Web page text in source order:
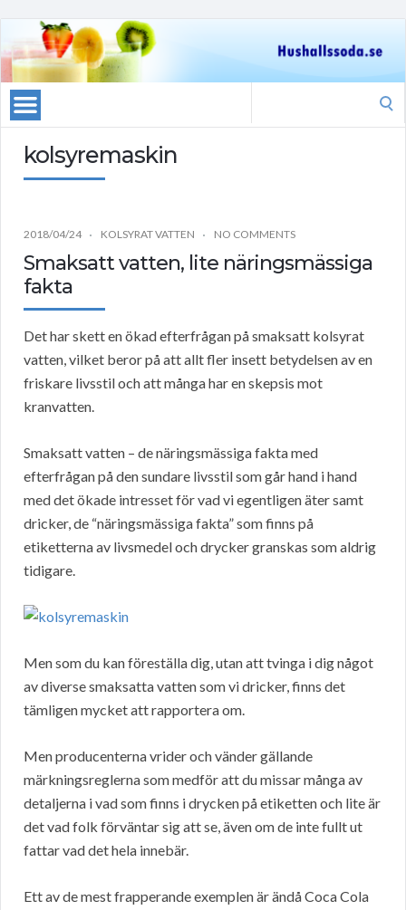
kolsyremaskin
2018/04/24 KOLSYRAT VATTEN NO COMMENTS
Smaksatt vatten, lite näringsmässiga
fakta
Det har skett en ökad efterfrågan på smaksatt kolsyrat
vatten, vilket beror på att allt fler insett betydelsen av en
friskare livsstil och att många har en skepsis mot
kranvatten.
Smaksatt vatten – de näringsmässiga fakta med
efterfrågan på den sundare livsstil som går hand i hand
med det ökade intresset för vad vi egentligen äter samt
dricker, de “näringsmässiga fakta” som finns på
etiketterna av livsmedel och drycker granskas som aldrig
tidigare.
Men som du kan föreställa dig, utan att tvinga i dig något
av diverse smaksatta vatten som vi dricker, finns det
tämligen mycket att rapportera om.
Men producenterna vrider och vänder gällande
märkningsreglerna som medför att du missar många av
detaljerna i vad som finns i drycken på etiketten och lite är
det vad folk förväntar sig att se, även om de inte fullt ut
fattar vad det hela innebär.
Ett av de mest frapperande exemplen är ändå Coca Cola